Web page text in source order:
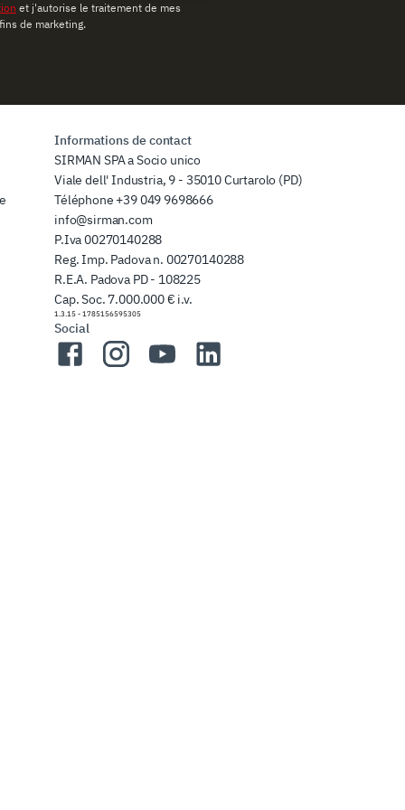
et j'autorise le traitement de mes
de marketing.
Informations de contact
SIRMAN SPA a Socio unico
Viale dell' Industria, 9 - 35010 Curtarolo (PD)
Téléphone +39 049 9698666
info@sirman.com
P.Iva 00270140288
Reg. Imp. Padova n. 00270140288
R.E.A. Padova PD - 108225
Cap. Soc. 7.000.000 € i.v.
1.3.15 - 1785156595305
Social
FacebookInstagramYouTubeLinkedIn